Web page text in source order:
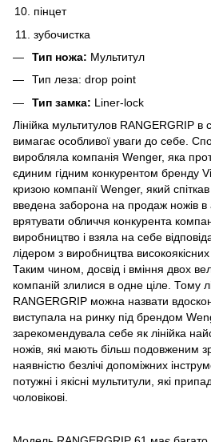
пінцет
зубочистка
Тип ножа: Мультитул
Тип леза: drop point
Тип замка: Liner-lock
Лінійка мультитулов RANGERGRIP в
вимагає особливої ​​уваги до себе.
виробляла компанія Wenger, яка
єдиним гідним конкурентом бренду
кризою компанії Wenger, який
введена заборона на продаж ножів
врятувати обличчя конкурента
виробництво і взяла на себе
лідером з виробництва високоякісних
Таким чином, досвід і вміння двох
компаній злилися в одне ціле. Тому
RANGERGRIP можна назвати
виступала на ринку під брендом
зарекомендувала себе як лінійка
ножів, які мають більш подовженим
наявністю безлічі допоміжних
потужні і якісні мультитули, які
чоловікові.